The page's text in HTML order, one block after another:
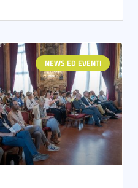
NEWS ED EVENTI